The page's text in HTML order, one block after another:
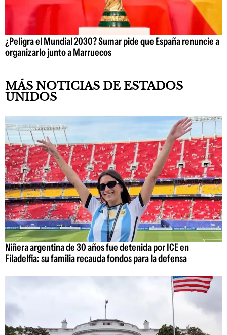
¿Peligra el Mundial 2030? Sumar pide que España renuncie a
organizarlo junto a Marruecos
MÁS NOTICIAS DE ESTADOS
UNIDOS
Niñera argentina de 30 años fue detenida por ICE en
Filadelfia: su familia recauda fondos para la defensa